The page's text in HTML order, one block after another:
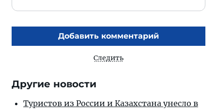
Добавить комментарий
Следить
Другие новости
Туристов из России и Казахстана унесло в